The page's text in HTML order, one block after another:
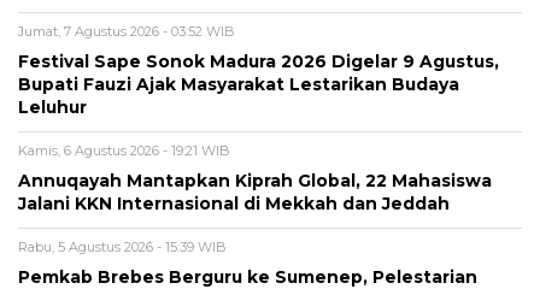
Jumat, 7 Agustus 2026 - 03:52 WIB
Festival Sape Sonok Madura 2026 Digelar 9 Agustus,
Bupati Fauzi Ajak Masyarakat Lestarikan Budaya
Leluhur
Kamis, 6 Agustus 2026 - 19:21 WIB
Annuqayah Mantapkan Kiprah Global, 22 Mahasiswa
Jalani KKN Internasional di Mekkah dan Jeddah
Rabu, 5 Agustus 2026 - 15:39 WIB
Pemkab Brebes Berguru ke Sumenep, Pelestarian